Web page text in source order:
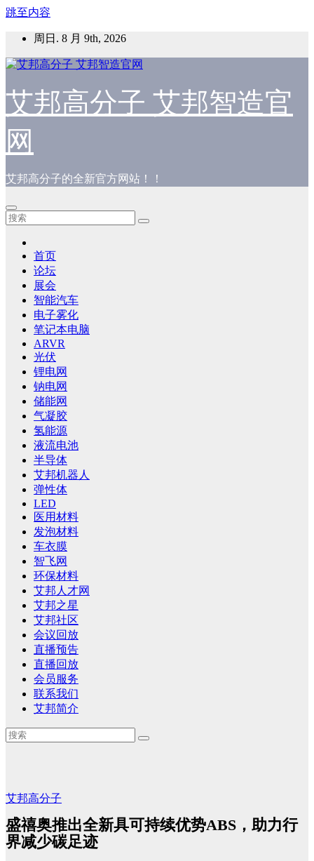
跳至内容
周日. 8 月 9th, 2026
艾邦高分子 艾邦智造官
网
艾邦高分子的全新官方网站！！
首页
论坛
展会
智能汽车
电子雾化
笔记本电脑
ARVR
光伏
锂电网
钠电网
储能网
气凝胶
氢能源
液流电池
半导体
艾邦机器人
弹性体
LED
医用材料
发泡材料
车衣膜
智飞网
环保材料
艾邦人才网
艾邦之星
艾邦社区
会议回放
直播预告
直播回放
会员服务
联系我们
艾邦简介
艾邦高分子
盛禧奥推出全新具可持续优势ABS，助力行
界减少碳足迹